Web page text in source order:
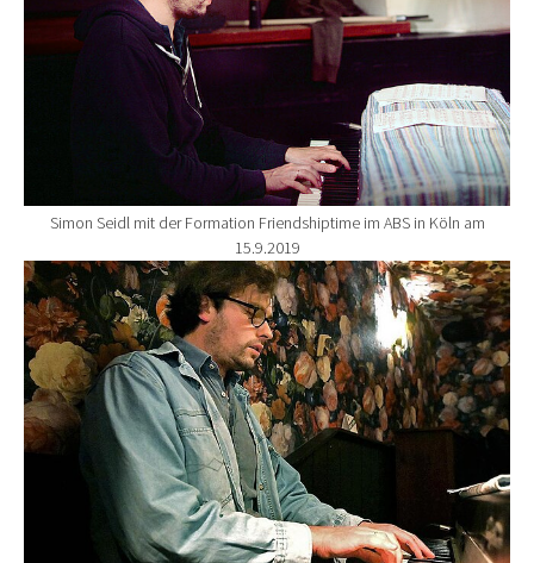
Simon Seidl mit der Formation Friendshiptime im ABS in Köln am
15.9.2019
Show larger version for: